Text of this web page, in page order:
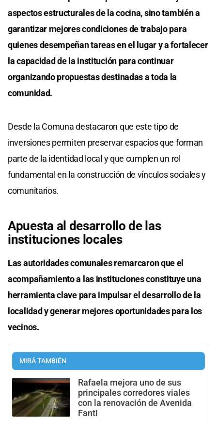
aspectos estructurales de la cocina, sino también a
garantizar mejores condiciones de trabajo para
quienes desempeñan tareas en el lugar y a fortalecer
la capacidad de la institución para continuar
organizando propuestas destinadas a toda la
comunidad.
Desde la Comuna destacaron que este tipo de
inversiones permiten preservar espacios que forman
parte de la identidad local y que cumplen un rol
fundamental en la construcción de vínculos sociales y
comunitarios.
Apuesta al desarrollo de las
instituciones locales
Las autoridades comunales remarcaron que el
acompañamiento a las instituciones constituye una
herramienta clave para impulsar el desarrollo de la
localidad y generar mejores oportunidades para los
vecinos.
MIRÁ TAMBIÉN
Rafaela mejora uno de sus
principales corredores viales
con la renovación de Avenida
Fanti